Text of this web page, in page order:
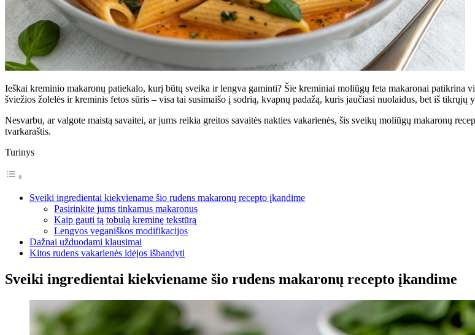
Ieškai kreminio makaronų patiekalo, kurį būtų sveika ir lengva gaminti? Šie kreminiai moliūgų feta makaronai patikrina
šviežios žolelės ir kreminis fetos sūris – visa tai susimaišo į sodrią, kvapnų padažą, kuris jaučiasi nuolaidus, bet iš tikrųjų
Nesvarbu, ar valgote maistą savaitei, ar jums reikia greitos savaitės nakties vakarienės, šis sveikų moliūgų makaronų
tvarkaraštis.
Turinys
Sveiki ingredientai kiekviename šio rudens makaronų recepto įkandime
Pasirinkite jums tinkamus makaronus
Kaip gauti tą tobulą kreminę tekstūrą
Lengvos veganiškos modifikacijos
Dažnai užduodami klausimai
Kitos rudens vakarienės idėjos išbandyti
Sveiki ingredientai kiekviename šio rudens makaronų recepto įkandime